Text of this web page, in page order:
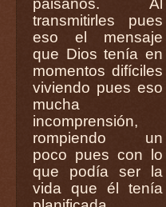
paisanos. Al
transmitirles pues
eso el mensaje
que Dios tenía en
momentos difíciles
viviendo pues eso
mucha
incomprensión,
rompiendo un
poco pues con lo
que podía ser la
vida que él tenía